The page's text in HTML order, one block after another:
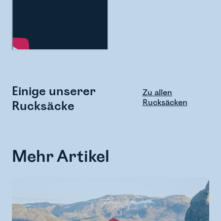
Einige unserer
Rucksäcke
Zu allen
Rucksäcken
Mehr Artikel